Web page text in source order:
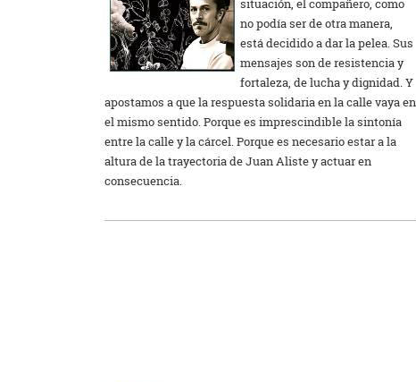
situación, el compañero, como
no podía ser de otra manera,
está decidido a dar la pelea. Sus
mensajes son de resistencia y
fortaleza, de lucha y dignidad. Y
apostamos a que la respuesta solidaria en la calle vaya en
el mismo sentido. Porque es imprescindible la sintonía
entre la calle y la cárcel. Porque es necesario estar a la
altura de la trayectoria de Juan Aliste y actuar en
consecuencia.